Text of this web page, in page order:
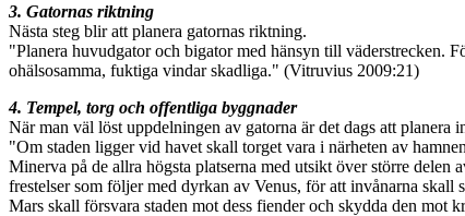
3. Gatornas riktning
Nästa steg blir att planera gatornas riktning.
"Planera huvudgator och bigator med hänsyn till väderstrecken.
ohälsosamma, fuktiga vindar skadliga." (Vitruvius 2009:21)
4. Tempel, torg och offentliga byggnader
När man väl löst uppdelningen av gatorna är det dags att planera
"Om staden ligger vid havet skall torget vara i närheten av
Minerva på de allra högsta platserna med utsikt över större
frestelser som följer med dyrkan av Venus, för att invånarna
Mars skall försvara staden mot dess fiender och skydda den mot